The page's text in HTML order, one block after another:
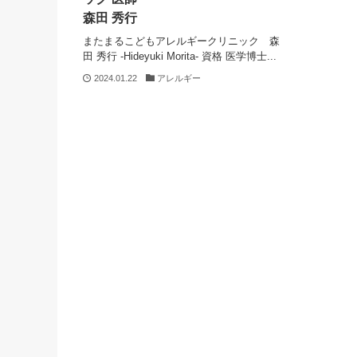
森田 秀行
またまるこどもアレルギークリニック 森
田 秀行 -Hideyuki Morita- 資格 医学博士...
2024.01.22 アレルギー